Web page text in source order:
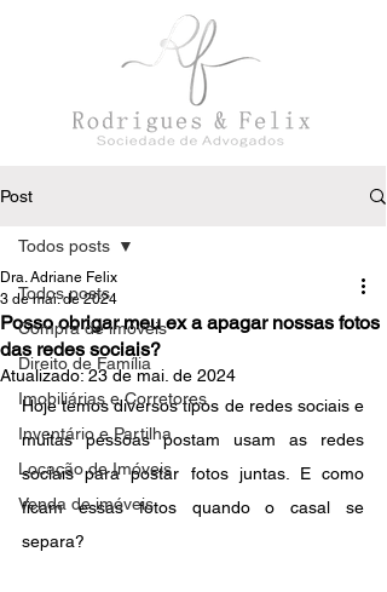
Post
Todos posts
Compra de imóveis
Direito de Família
Imobiliárias e Corretores
Inventário e Partilha
Locação de Imóveis
Venda de imóveis
Todos posts
Posso obrigar meu ex a apagar nossas fotos
das redes sociais?
Dra. Adriane Felix
3 de mai. de 2024
Atualizado:23 de mai. de 2024
Hoje temos diversos tipos de redes sociais e
muitas pessoas postam usam as redes
sociais para postar fotos juntas. E como
ficam essas fotos quando o casal se
separa?